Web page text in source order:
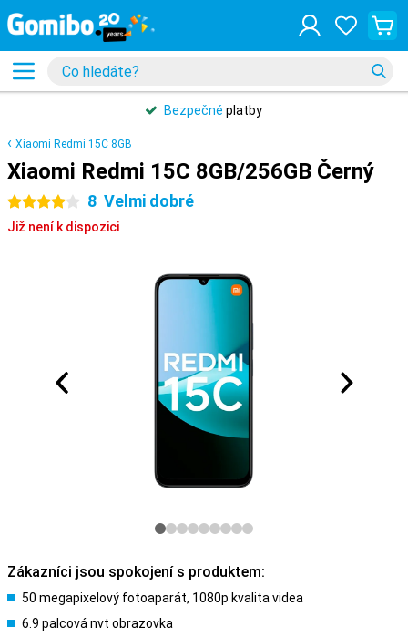
Bezpečné platby
Xiaomi Redmi 15C 8GB
Xiaomi Redmi 15C 8GB/256GB Černý
4 hvězdičky 8 Velmi dobré
Již není k dispozici
Zákazníci jsou spokojení s produktem:
50 megapixelový fotoaparát, 1080p kvalita videa
6.9 palcová nvt obrazovka